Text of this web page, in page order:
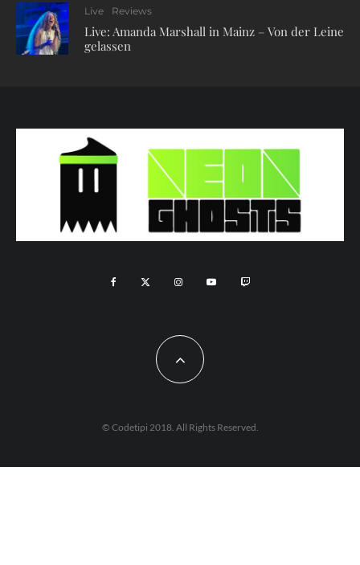
Live Reviews
Live: Amanda Marshall in Mainz – Von der Leine
gelassen
© Codetipi 2018. All Rights Reserved.